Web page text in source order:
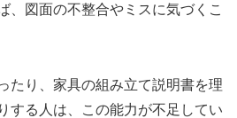
、図面の不整合やミスに気づくこ
たり、家具の組み立て説明書を理
する人は、この能力が不足してい